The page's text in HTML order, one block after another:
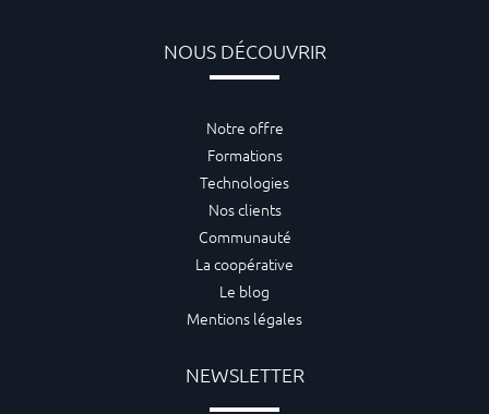
NOUS DÉCOUVRIR
Notre offre
Formations
Technologies
Nos clients
Communauté
La coopérative
Le blog
Mentions légales
NEWSLETTER